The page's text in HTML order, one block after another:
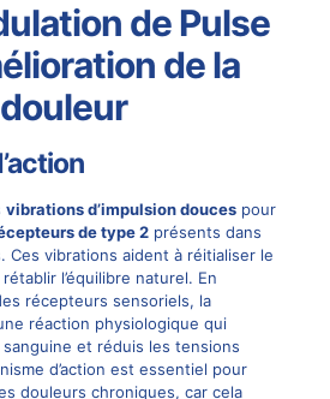
de Pulse
de la
vibrations d’impulsion doucespour
de type 2présents dans
Ces vibrations aident à réitialiser le
l’équilibre naturel. En
récepteurs sensoriels, la
réaction physiologique qui
et réduis les tensions
d’action est essentiel pour
douleurs chroniques, car cela